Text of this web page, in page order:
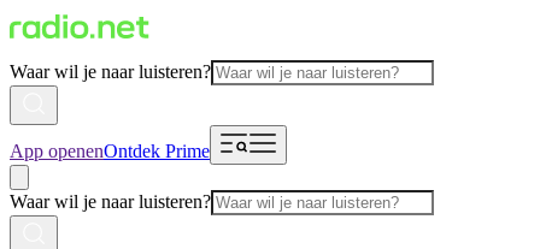
Waar wil je naar luisteren?
App openenOntdek Prime
Waar wil je naar luisteren?